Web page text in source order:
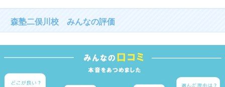
森塾二俣川校 みんなの評価